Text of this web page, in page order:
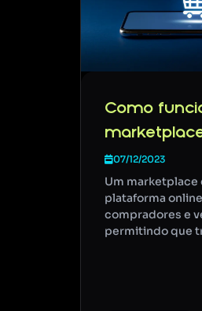
Como
07/12/2023
Um marketplace
plataforma
compradores e
permitindo que